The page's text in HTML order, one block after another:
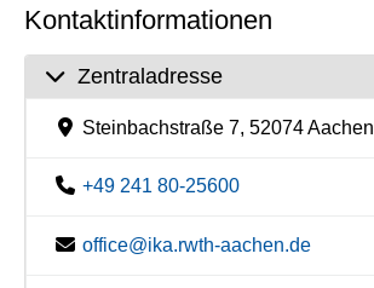
Kontaktinformationen
Zentraladresse
Steinbachstraße 7, 52074 Aachen
+49 241 80-25600
office@ika.rwth-aachen.de